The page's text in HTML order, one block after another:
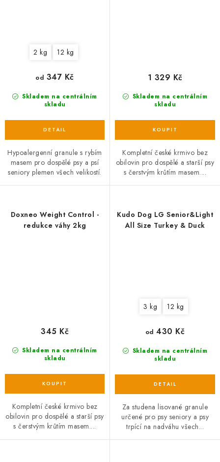
2 kg 12 kg
Skladem na centrálním
skladu
od 347 Kč
Hypoalergenní granule s rybím
masem pro dospělé psy a psí
seniory plemen všech velikostí.
Skladem na centrálním
skladu
1 329 Kč
Kompletní české krmivo bez
obilovin pro dospělé a starší psy
s čerstvým krůtím masem....
Doxneo Weight Control -
redukce váhy 2kg
Skladem na centrálním
skladu
345 Kč
Kompletní české krmivo bez
obilovin pro dospělé a starší psy
s čerstvým krůtím masem....
Kudo Dog LG Senior&Light
All Size Turkey & Duck
3 kg 12 kg
Skladem na centrálním
skladu
od 430 Kč
Za studena lisované granule
určené pro psy seniory a psy
trpící na nadváhu všech...